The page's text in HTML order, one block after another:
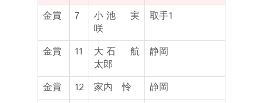
金賞 7
小池 実
咲
取手1
金賞 11
大石 航
太郎
静岡
金賞 12 家内 怜
静岡